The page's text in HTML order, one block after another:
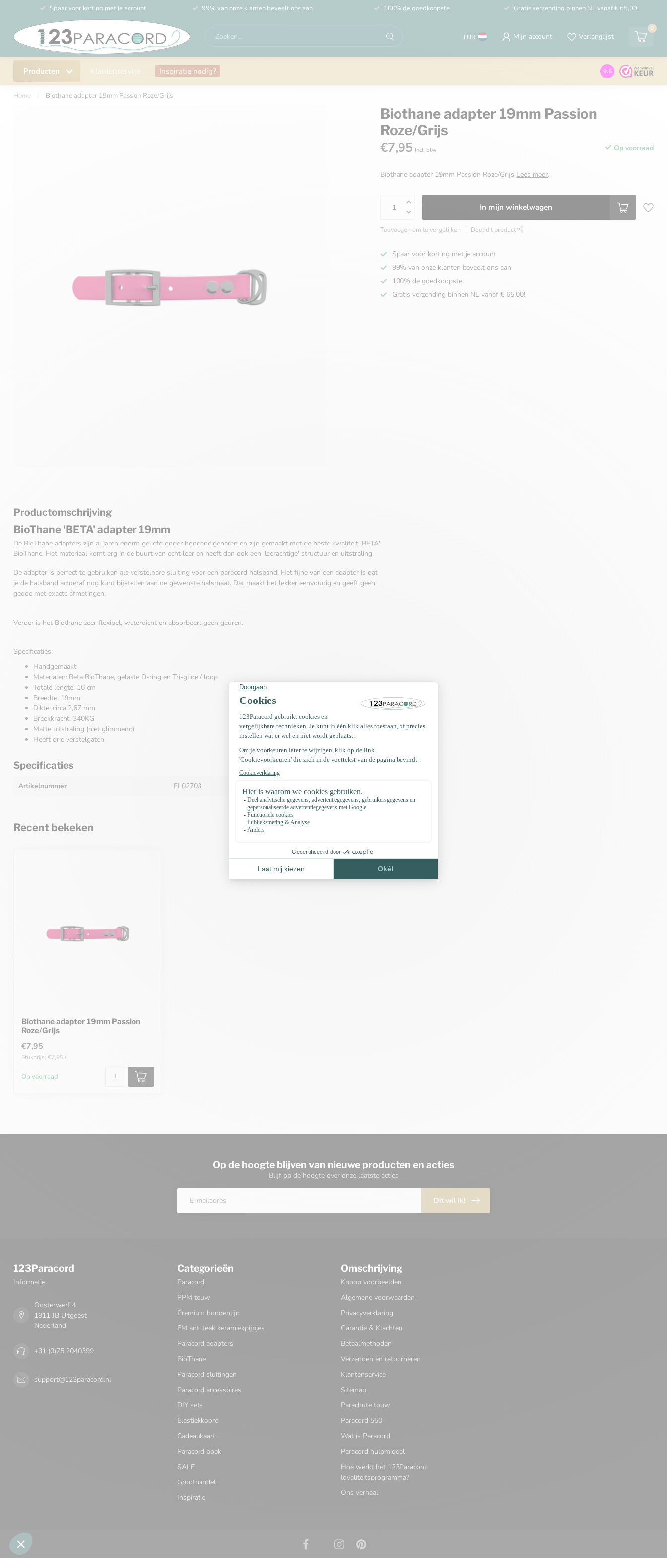
Spaar voor korting met je account 99% van onze klanten beveelt ons aan 100% de goedkoopste Gratis verzending binnen NL vanaf € 65,00!
EUR Mijn account Verlanglijst
0
Producten Klantenservice Inspiratie nodig? 9.5
Home Biothane adapter 19mm Passion Roze/Grijs
Biothane adapter 19mm Passion
Roze/Grijs
€7,95 Incl. btw Op voorraad
Biothane adapter 19mm Passion Roze/Grijs Lees meer.
In mijn winkelwagen
Toevoegen om te vergelijken Deel dit product
Spaar voor korting met je account
99% van onze klanten beveelt ons aan
100% de goedkoopste
Gratis verzending binnen NL vanaf € 65,00!
Productomschrijving
BioThane 'BETA' adapter 19mm
De BioThane adapters zijn al jaren enorm geliefd onder hondeneigenaren en zijn gemaakt met de beste kwaliteit 'BETA'
BioThane. Het materiaal komt erg in de buurt van echt leer en heeft dan ook een 'leerachtige' structuur en uitstraling.
De adapter is perfect te gebruiken als verstelbare sluiting voor een paracord halsband. Het fijne van een adapter is dat
je de halsband achteraf nog kunt bijstellen aan de gewenste halsmaat. Dat maakt het lekker eenvoudig en geeft geen
gedoe met exacte afmetingen.
Verder is het Biothane zeer flexibel, waterdicht en absorbeert geen geuren.
Specificaties:
Handgemaakt
Materialen: Beta BioThane, gelaste D-ring en Tri-glide / loop
Totale lengte: 16 cm
Breedte: 19mm
Dikte: circa 2,67 mm
Breekkracht: 340KG
Matte uitstraling (niet glimmend)
Heeft drie verstelgaten
Specificaties
Artikelnummer EL02703
Recent bekeken
Biothane adapter 19mm Passion
Roze/Grijs
€7,95
Stukprijs: €7,95 /
Op voorraad
Op de hoogte blijven van nieuwe producten en acties
Blijf op de hoogte over onze laatste acties
Dit wil ik!
123Paracord
Informatie
Oosterwerf 4
1911 JB Uitgeest
Nederland
+31 (0)75 2040399
support@123paracord.nl
Categorieën
Paracord
PPM touw
Premium hondenlijn
EM anti teek keramiekpijpjes
Paracord adapters
BioThane
Paracord sluitingen
Paracord accessoires
DIY sets
Elastiekkoord
Cadeaukaart
Paracord boek
SALE
Groothandel
Inspiratie
Omschrijving
Knoop voorbeelden
Algemene voorwaarden
Privacyverklaring
Garantie & Klachten
Betaalmethoden
Verzenden en retourneren
Klantenservice
Sitemap
Parachute touw
Paracord 550
Wat is Paracord
Paracord hulpmiddel
Hoe werkt het 123Paracord
loyaliteitsprogramma?
Ons verhaal